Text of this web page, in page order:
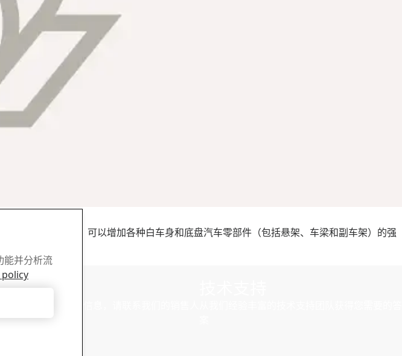
弯性和可焊性，可以增加各种白车身和底盘汽车零部件（包括悬架、车梁和副车架）的强
售
能并分析流